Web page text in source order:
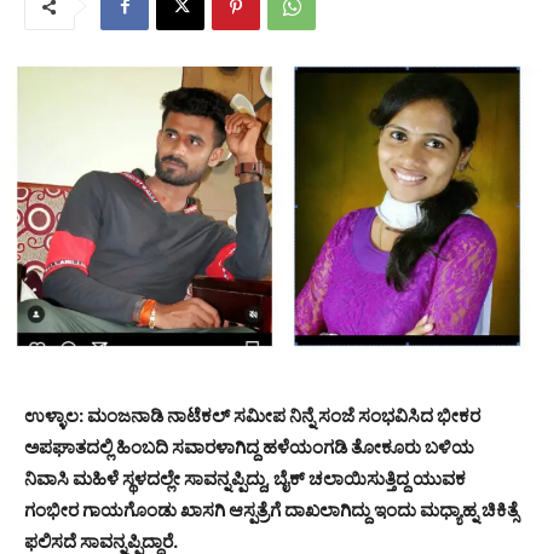
ಉಳ್ಳಾಲ: ಮಂಜನಾಡಿ ನಾಟೆಕಲ್ ಸಮೀಪ ನಿನ್ನೆ ಸಂಜೆ ಸಂಭವಿಸಿದ ಭೀಕರ
ಅಪಘಾತದಲ್ಲಿ ಹಿಂಬದಿ ಸವಾರಳಾಗಿದ್ದ ಹಳೆಯಂಗಡಿ ತೋಕೂರು ಬಳಿಯ
ನಿವಾಸಿ ಮಹಿಳೆ ಸ್ಥಳದಲ್ಲೇ ಸಾವನ್ನಪ್ಪಿದ್ದು, ಬೈಕ್ ಚಲಾಯಿಸುತ್ತಿದ್ದ ಯುವಕ
ಗಂಭೀರ ಗಾಯಗೊಂಡು ಖಾಸಗಿ ಆಸ್ಪತ್ರೆಗೆ ದಾಖಲಾಗಿದ್ದು ಇಂದು ಮಧ್ಯಾಹ್ನ ಚಿಕಿತ್ಸೆ
ಫಲಿಸದೆ ಸಾವನ್ನಪ್ಪಿದ್ದಾರೆ.